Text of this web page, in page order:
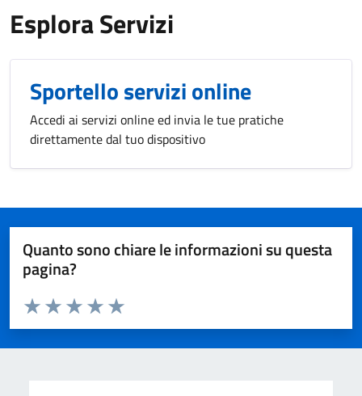
Esplora Servizi
Sportello servizi online
Accedi ai servizi online ed invia le tue pratiche
direttamente dal tuo dispositivo
Quanto sono chiare le informazioni su questa
pagina?
Valuta da 1 a 5 stelle la pagina
Valuta 5 stelle su 5
Valuta 4 stelle su 5
Valuta 3 stelle su 5
Valuta 2 stelle su 5
Valuta 1 stelle su 5